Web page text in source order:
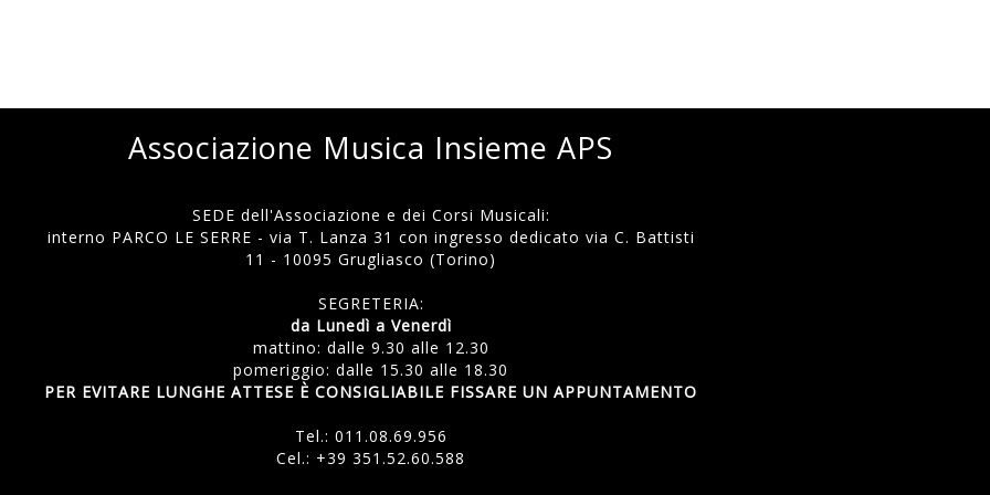
Associazione Musica Insieme APS
SEDE dell'Associazione e dei Corsi Musicali:
interno PARCO LE SERRE - via T. Lanza 31 con ingresso dedicato via C. Battisti
11 - 10095 Grugliasco (Torino)
SEGRETERIA:
da Lunedì a Venerdì
mattino: dalle 9.30 alle 12.30
pomeriggio: dalle 15.30 alle 18.30
PER EVITARE LUNGHE ATTESE È CONSIGLIABILE FISSARE UN APPUNTAMENTO
Tel.: 011.08.69.956
Cel.: +39 351.52.60.588